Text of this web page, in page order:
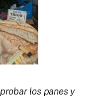
los panes y